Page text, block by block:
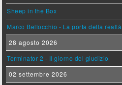
Sheep in the Box
Marco Bellocchio - La porta della realtà
28 agosto 2026
Terminator 2 - Il giorno del giudizio
02 settembre 2026